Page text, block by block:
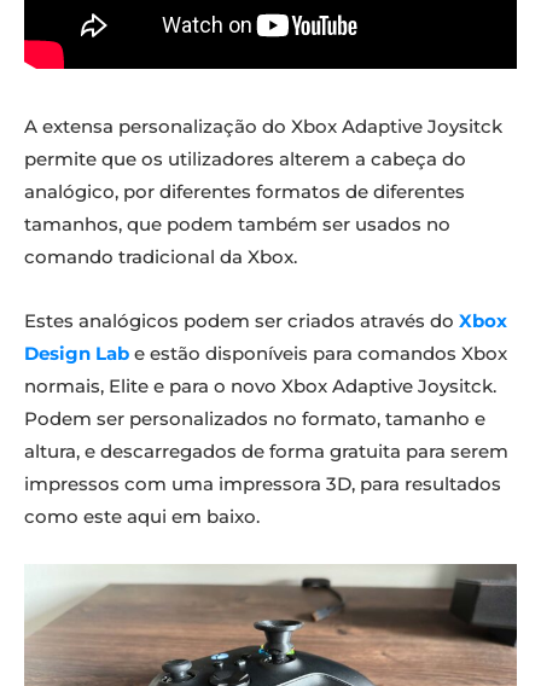
A extensa personalização do Xbox Adaptive Joysitck
permite que os utilizadores alterem a cabeça do
analógico, por diferentes formatos de diferentes
tamanhos, que podem também ser usados no
comando tradicional da Xbox.
Estes analógicos podem ser criados através do Xbox
Design Lab e estão disponíveis para comandos Xbox
normais, Elite e para o novo Xbox Adaptive Joysitck.
Podem ser personalizados no formato, tamanho e
altura, e descarregados de forma gratuita para serem
impressos com uma impressora 3D, para resultados
como este aqui em baixo.